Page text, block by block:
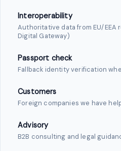
Interoperability
Authoritative data from EU/EEA
Digital Gateway)
Passport check
Fallback identity verification
Customers
Foreign companies we have
Advisory
B2B consulting and legal